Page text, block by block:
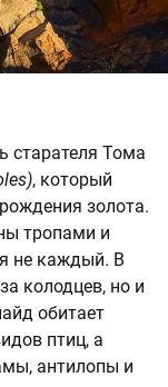
старателя Тома
, который
золота.
тропами и
не каждый. В
колодцев, но и
обитает
птиц, а
антилопы и